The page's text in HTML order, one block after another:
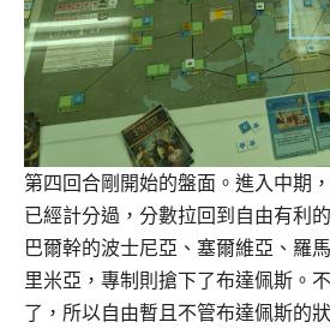
第四回合剛開始的盤面。進入中期
已經計分過，分數拉回到自由有利
巴爾幹的波士尼亞、塞爾維亞、羅
里米亞，專制則搶下了布達佩斯。
了，所以自由暫且不管布達佩斯的